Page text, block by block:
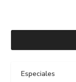
Especiales